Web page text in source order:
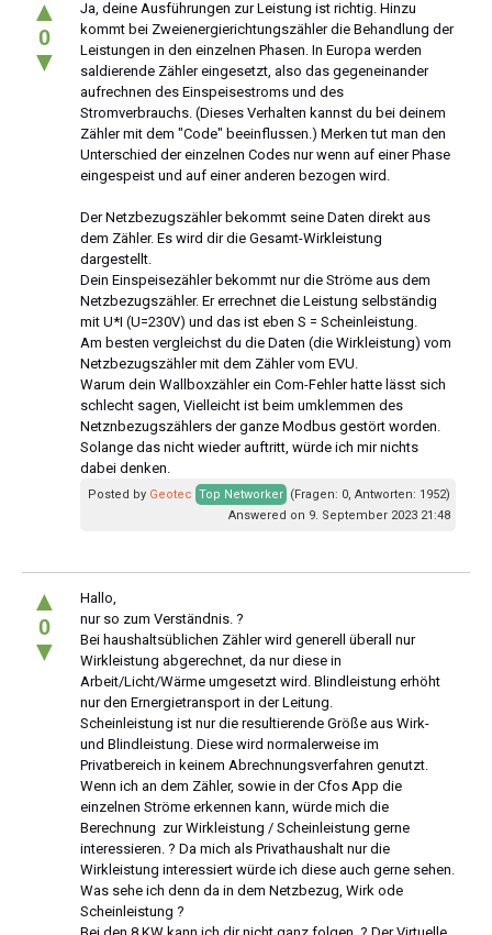
▲
0
▼
Ja, deine Ausführungen zur Leistung ist richtig. Hinzu
kommt bei Zweienergierichtungszähler die Behandlung der
Leistungen in den einzelnen Phasen. In Europa werden
saldierende Zähler eingesetzt, also das gegeneinander
aufrechnen des Einspeisestroms und des
Stromverbrauchs. (Dieses Verhalten kannst du bei deinem
Zähler mit dem "Code" beeinflussen.) Merken tut man den
Unterschied der einzelnen Codes nur wenn auf einer Phase
eingespeist und auf einer anderen bezogen wird.
Der Netzbezugszähler bekommt seine Daten direkt aus
dem Zähler. Es wird dir die Gesamt-Wirkleistung
dargestellt.
Dein Einspeisezähler bekommt nur die Ströme aus dem
Netzbezugszähler. Er errechnet die Leistung selbständig
mit U*I (U=230V) und das ist eben S = Scheinleistung.
Am besten vergleichst du die Daten (die Wirkleistung) vom
Netzbezugszähler mit dem Zähler vom EVU.
Warum dein Wallboxzähler ein Com-Fehler hatte lässt sich
schlecht sagen, Vielleicht ist beim umklemmen des
Netznbezugszählers der ganze Modbus gestört worden.
Solange das nicht wieder auftritt, würde ich mir nichts
dabei denken.
Posted by Geotec Top Networker (Fragen: 0, Antworten: 1952)
Answered on 9. September 2023 21:48
▲
0
▼
Hallo,
nur so zum Verständnis. ?
Bei haushaltsüblichen Zähler wird generell überall nur
Wirkleistung abgerechnet, da nur diese in
Arbeit/Licht/Wärme umgesetzt wird. Blindleistung erhöht
nur den Ernergietransport in der Leitung.
Scheinleistung ist nur die resultierende Größe aus Wirk-
und Blindleistung. Diese wird normalerweise im
Privatbereich in keinem Abrechnungsverfahren genutzt.
Wenn ich an dem Zähler, sowie in der Cfos App die
einzelnen Ströme erkennen kann, würde mich die
Berechnung zur Wirkleistung / Scheinleistung gerne
interessieren. ? Da mich als Privathaushalt nur die
Wirkleistung interessiert würde ich diese auch gerne sehen.
Was sehe ich denn da in dem Netzbezug, Wirk ode
Scheinleistung ?